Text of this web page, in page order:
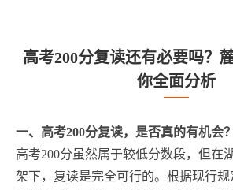
高考200分复读还有必要吗？
你全面分析
一、高考200分复读，是否真的有机会？
高考200分虽然属于较低分数段，但在
架下，复读是完全可行的。根据现行